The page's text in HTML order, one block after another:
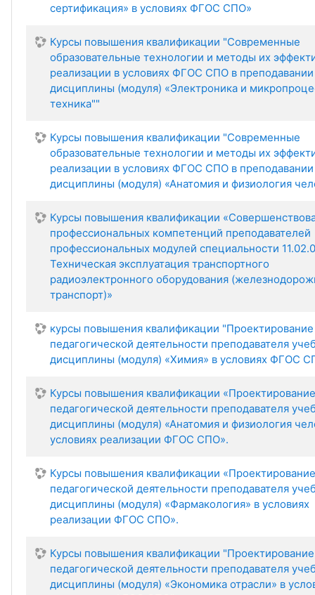
сертификация» в условиях ФГОС СПО»
Курсы повышения квалификации "Современные
образовательные технологии и методы их
реализации в условиях ФГОС СПО в преподавании
дисциплины (модуля) «Электроника и
техника""
Курсы повышения квалификации "Современные
образовательные технологии и методы их
реализации в условиях ФГОС СПО в преподавании
дисциплины (модуля) «Анатомия и физиология
Курсы повышения квалификации
профессиональных компетенций преподавателей
профессиональных модулей специальности
Техническая эксплуатация транспортного
радиоэлектронного оборудования
транспорт)»
курсы повышения квалификации "Проектирование
педагогической деятельности преподавателя
дисциплины (модуля) «Химия» в условиях ФГОС
Курсы повышения квалификации «Проектирование
педагогической деятельности преподавателя
дисциплины (модуля) «Анатомия и физиология
условиях реализации ФГОС СПО».
Курсы повышения квалификации «Проектирование
педагогической деятельности преподавателя
дисциплины (модуля) «Фармакология» в условиях
реализации ФГОС СПО».
Курсы повышения квалификации "Проектирование
педагогической деятельности преподавателя
дисциплины (модуля) «Экономика отрасли» в